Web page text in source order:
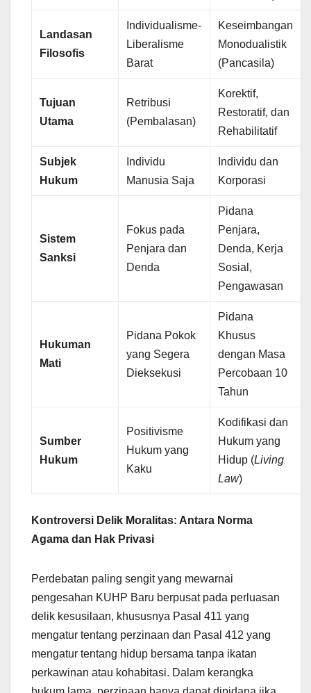
Landasan
Filosofis
Individualisme-
Liberalisme
Barat
Keseimbangan
Monodualistik
(Pancasila)
Tujuan
Utama
Retribusi
(Pembalasan)
Korektif,
Restoratif, dan
Rehabilitatif
Subjek
Hukum
Individu
Manusia Saja
Individu dan
Korporasi
Sistem
Sanksi
Fokus pada
Penjara dan
Denda
Pidana
Penjara,
Denda, Kerja
Sosial,
Pengawasan
Hukuman
Mati
Pidana Pokok
yang Segera
Dieksekusi
Pidana
Khusus
dengan Masa
Percobaan 10
Tahun
Sumber
Hukum
Positivisme
Hukum yang
Kaku
Kodifikasi dan
Hukum yang
Hidup (Living
Law)
Kontroversi Delik Moralitas: Antara Norma
Agama dan Hak Privasi
Perdebatan paling sengit yang mewarnai
pengesahan KUHP Baru berpusat pada perluasan
delik kesusilaan, khususnya Pasal 411 yang
mengatur tentang perzinaan dan Pasal 412 yang
mengatur tentang hidup bersama tanpa ikatan
perkawinan atau kohabitasi. Dalam kerangka